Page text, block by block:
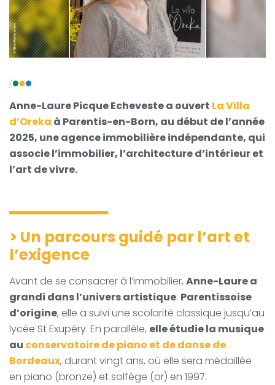
Anne-Laure Picque Echeveste a ouvert La Villa
d’Oreka à Parentis-en-Born, au début de l’année
2025, une agence immobilière indépendante, qui
associe l’immobilier, l’architecture d’intérieur et
l’art de vivre.
> Un parcours guidé par l’art et
l’exigence
Avant de se consacrer à l’immobilier, Anne-Laure a
grandi dans l’univers artistique. Parentissoise
d’origine, elle a suivi une scolarité classique jusqu’au
lycée St Exupéry. En parallèle, elle étudie la musique
au conservatoire de piano et de danse de
Bordeaux, durant vingt ans, où elle sera médaillée
en piano (bronze) et solfège (or) en 1997.